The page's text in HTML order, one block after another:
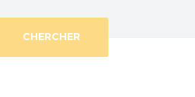
Aires de jeux pour petits et